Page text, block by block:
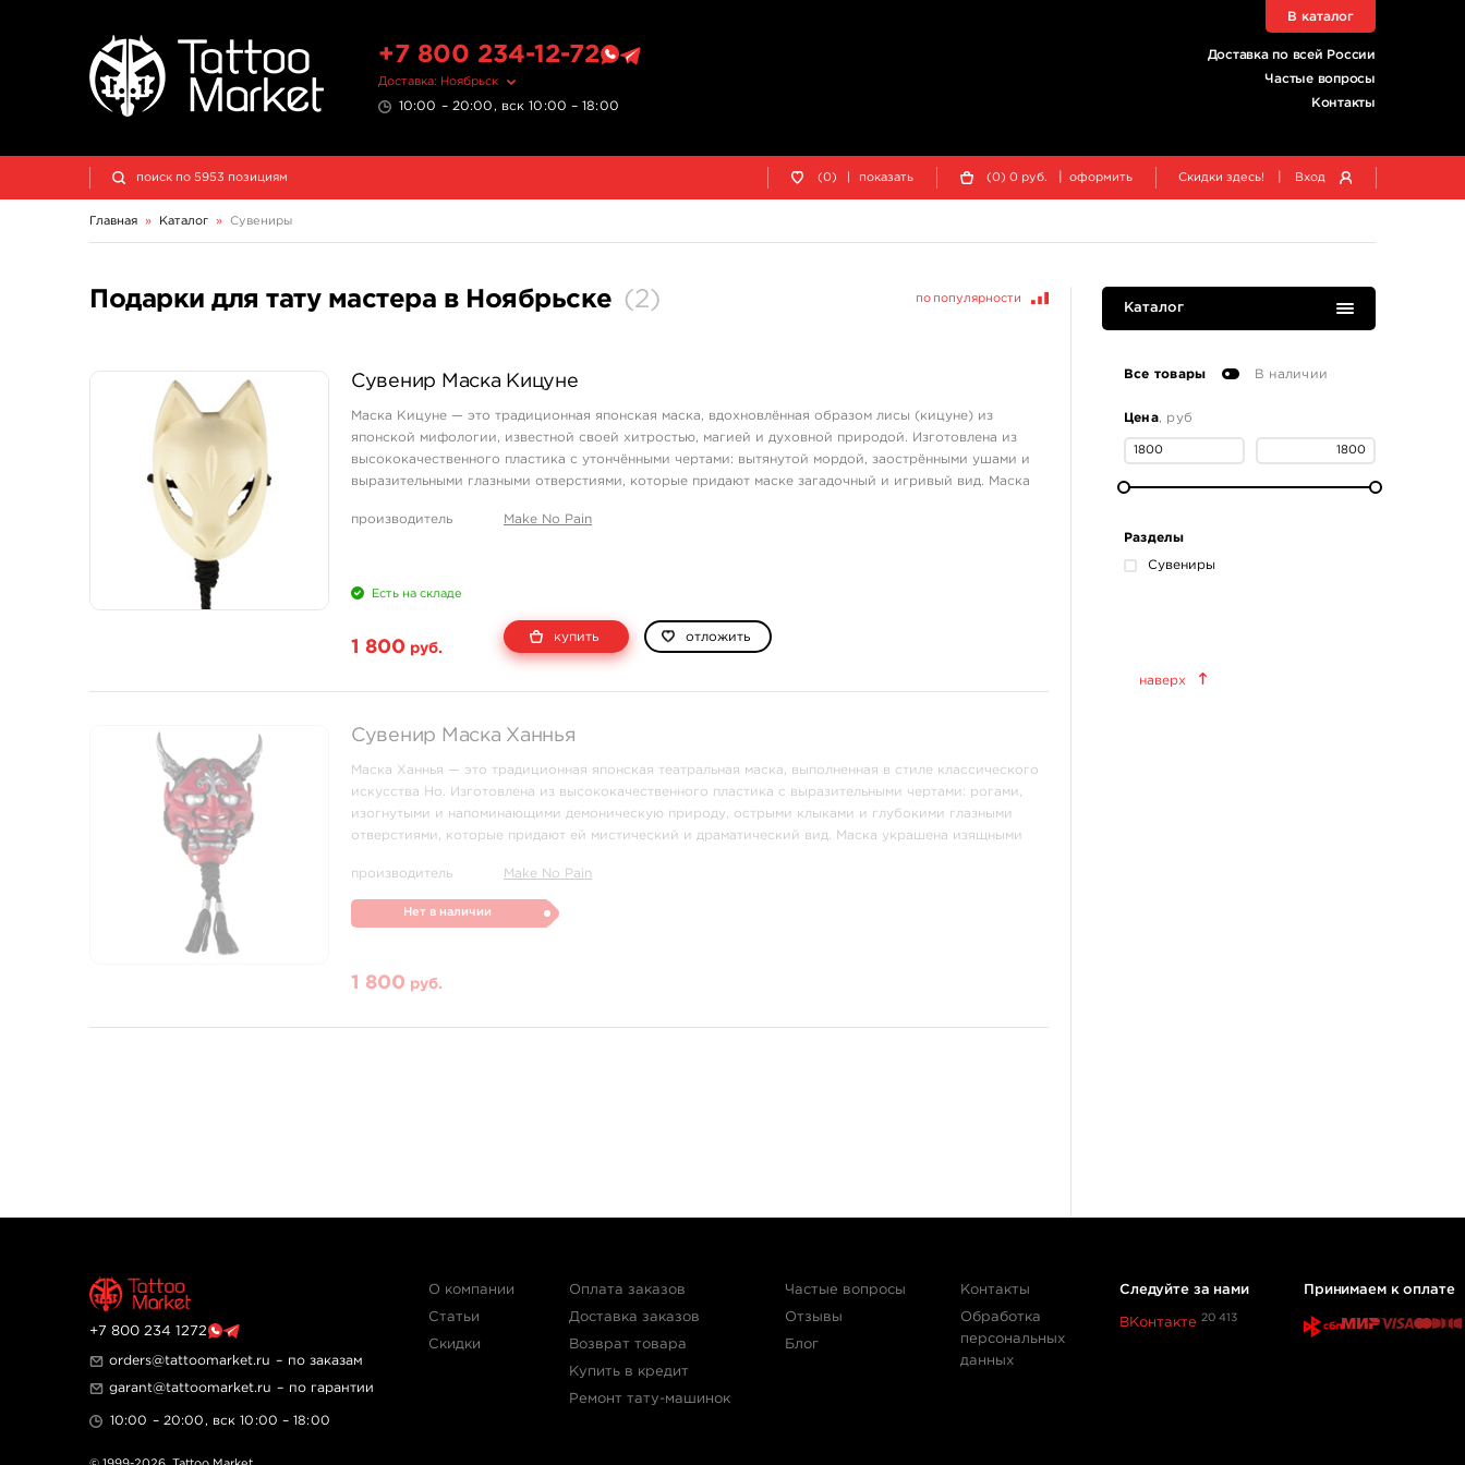
+7 800 234-12-72
Доставка: Ноябрьск
10:00 – 20:00, вск 10:00 – 18:00
Доставка по всей России
Частые вопросы
Контакты
В каталог
(0) показать (0) 0 руб. оформить Скидки здесь! Вход
Главная » Каталог » Сувениры
по популярности
Подарки для тату мастера в Ноябрьске (2)
Сувенир Маска Кицуне
Маска Кицуне — это традиционная японская маска, вдохновлённая образом лисы (кицуне) из
японской мифологии, известной своей хитростью, магией и духовной природой. Изготовлена из
высококачественного пластика с утончёнными чертами: вытянутой мордой, заострёнными ушами и
выразительными глазными отверстиями, которые придают маске загадочный и игривый вид. Маска
производитель
Make No Pain
Есть на складе
1 800 руб.
купить отложить
Сувенир Маска Ханнья
Маска Ханнья — это традиционная японская театральная маска, выполненная в стиле классического
искусства Но. Изготовлена из высококачественного пластика с выразительными чертами: рогами,
изогнутыми и напоминающими демоническую природу, острыми клыками и глубокими глазными
отверстиями, которые придают ей мистический и драматический вид. Маска украшена изящными
производитель
Make No Pain
Нет в наличии
1 800 руб.
Каталог
Все товары В наличии
Цена, руб
Разделы
Сувениры
World Famous Tattoo Ink
Машинки для
Выведение и осветление
наверх
+7 800 234 1272
orders@tattoomarket.ru – по заказам
garant@tattoomarket.ru – по гарантии
10:00 – 20:00, вск 10:00 – 18:00
О компании
Статьи
Скидки
Оплата заказов
Доставка заказов
Возврат товара
Купить в кредит
Ремонт тату-машинок
Частые вопросы
Отзывы
Блог
Контакты
Обработка
персональных
данных
Следуйте за нами
ВКонтакте 20 413
Принимаем к оплате